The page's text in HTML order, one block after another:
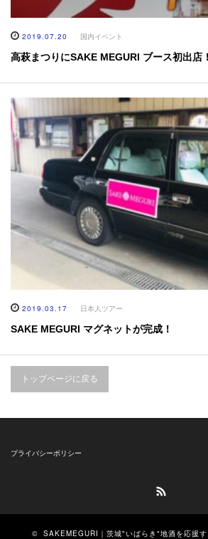
2019.07.20 国内イベント
高萩まつりにSAKE MEGURI ブース初出店！
2019.03.17 日本人ツアー
SAKE MEGURI マグネットが完成！
トップページに戻る
プライバシーポリシー
© SAKEMEGURI｜茨城"いばらき"地酒を応援す